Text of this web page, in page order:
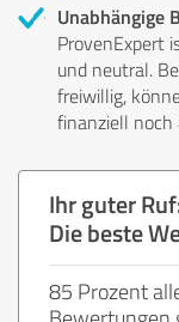
Unabhängige
ProvenExpert
und neutral.
freiwillig,
finanziell noch
Ihr guter
Die beste
85 Prozent